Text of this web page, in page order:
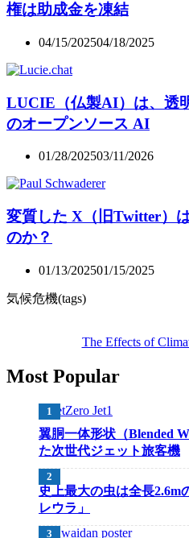
権は助成金を凍結
04/15/202504/18/2025
LUCIE（仏製AI）は、透
のオープンソース AI
01/28/202503/11/2026
変質した X（旧Twitter）
のか？
01/13/202501/15/2025
気候危機(tags)
The Effects of
Most Popular
翼胴一体形状（Blended
た次世代ジェット旅客機
史上最大の虫は全長2.6m
レウラ」